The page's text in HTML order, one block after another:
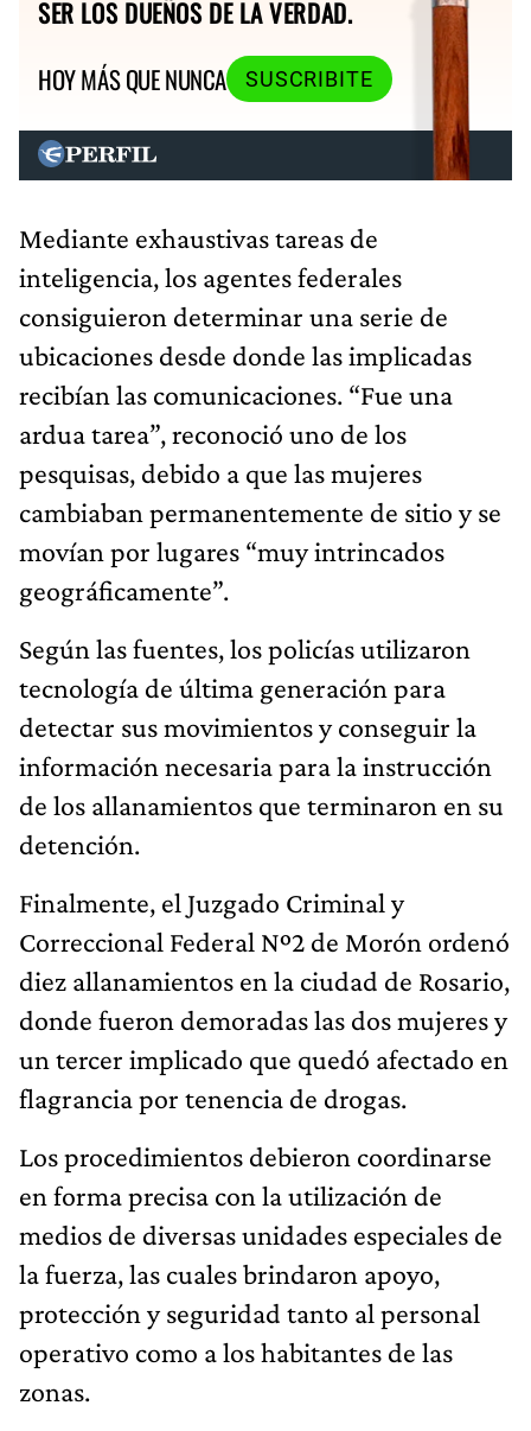
SER LOS DUEÑOS DE LA VERDAD.
HOY MÁS QUE NUNCA
SUSCRIBITE
Mediante exhaustivas tareas de
inteligencia, los agentes federales
consiguieron determinar una serie de
ubicaciones desde donde las implicadas
recibían las comunicaciones. “Fue una
ardua tarea”, reconoció uno de los
pesquisas, debido a que las mujeres
cambiaban permanentemente de sitio y se
movían por lugares “muy intrincados
geográficamente”.
Según las fuentes, los policías utilizaron
tecnología de última generación para
detectar sus movimientos y conseguir la
información necesaria para la instrucción
de los allanamientos que terminaron en su
detención.
Finalmente, el Juzgado Criminal y
Correccional Federal Nº2 de Morón ordenó
diez allanamientos en la ciudad de Rosario,
donde fueron demoradas las dos mujeres y
un tercer implicado que quedó afectado en
flagrancia por tenencia de drogas.
Los procedimientos debieron coordinarse
en forma precisa con la utilización de
medios de diversas unidades especiales de
la fuerza, las cuales brindaron apoyo,
protección y seguridad tanto al personal
operativo como a los habitantes de las
zonas.